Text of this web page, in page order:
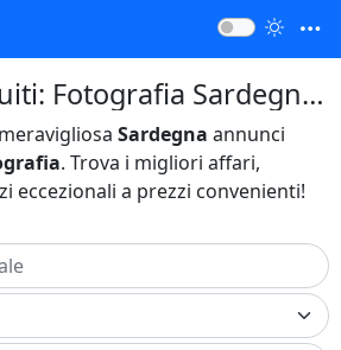
Annunci Gratuiti: Fotografia Sardegna Italia
Sardegna annunci
. Trova i migliori affari,
eccezionali a prezzi convenienti!